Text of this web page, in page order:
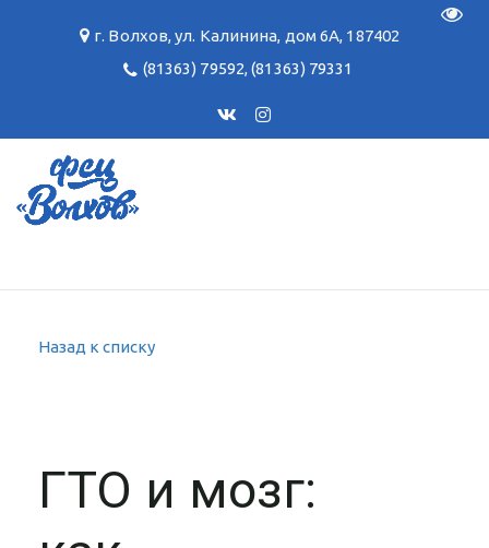
г. Волхов,ул. Калинина, дом 6А, 187402
(81363) 79592,(81363) 79331
Назад к списку
ГТО и мозг: